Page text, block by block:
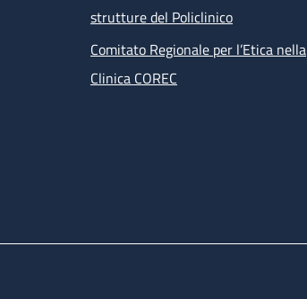
strutture del Policlinico
Comitato Regionale per l’Etica nella
Clinica COREC